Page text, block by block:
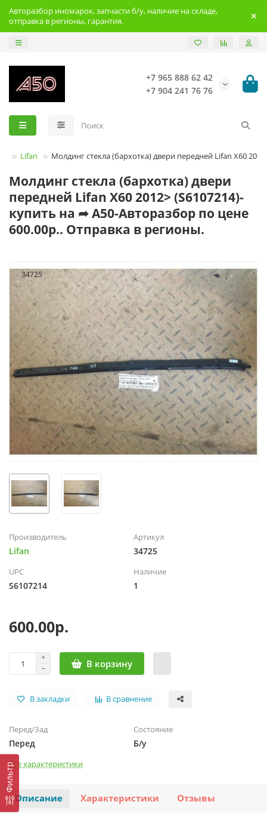
Авторазбор иномарок, запчасти б/у, наличие на складе,
отправка в регионы, гарантия.
+7 965 888 62 42
+7 904 241 76 76
Lifan Молдинг стекла (бархотка) двери передней Lifan X60
Молдинг стекла (бархотка) двери
передней Lifan X60 2012> (S6107214)-
купить на ➦ А50-Авторазбор по цене
600.00р.. Отправка в регионы.
Фильтр
34725
Производитель
Lifan
Артикул
34725
UPC
S6107214
Наличие
1
600.00р.
В корзину
В закладки В сравнение
Перед/Зад
Перед
Состояние
Б/у
Все характеристики
Описание Характеристики Отзывы